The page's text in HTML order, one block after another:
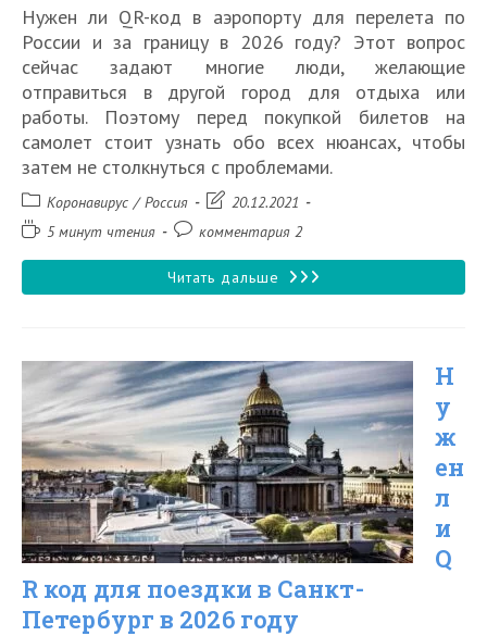
Нужен ли QR-код в аэропорту для перелета по
России и за границу в 2026 году? Этот вопрос
сейчас задают многие люди, желающие
отправиться в другой город для отдыха или
работы. Поэтому перед покупкой билетов на
самолет стоит узнать обо всех нюансах, чтобы
затем не столкнуться с проблемами.
Рубрика
записи:
Коронавирус / Россия
Запись20.12.2021
Время5 минут чтения
Комментарии
записи:
комментария 2
Читать дальше Нужен
код
для
перелета
по
России
в
2026
году
Н
у
ж
ен
л
и
Q
R код для поездки в Санкт-
Петербург в 2026 году